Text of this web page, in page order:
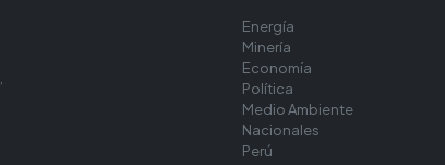
Energía
Minería
Economía
Política
Medio Ambiente
Nacionales
Perú